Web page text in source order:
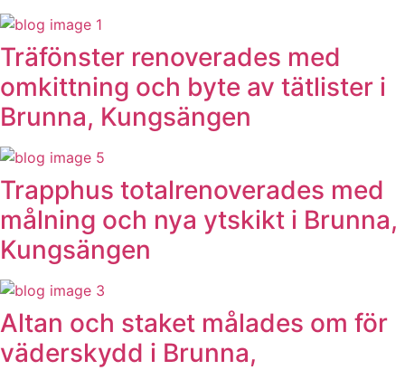
Träfönster renoverades med
omkittning och byte av tätlister i
Brunna, Kungsängen
Trapphus totalrenoverades med
målning och nya ytskikt i Brunna,
Kungsängen
Altan och staket målades om för
väderskydd i Brunna,